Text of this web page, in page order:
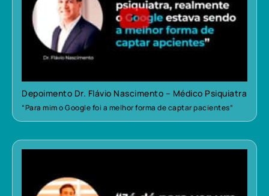
Depoimento Dr. Flávio Nascimento – Médico Psiquiatra
“Para mim o Google foi a melhor forma de captar pacientes”